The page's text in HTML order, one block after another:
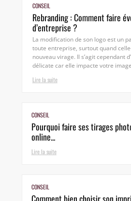
CONSEIL
Rebranding : Comment faire
d’entreprise ?
La modification de son logo est un
toute entreprise, surtout quand
nouveau virage. Il s’agit cependant
délicate car elle impacte votre
Lire la suite
CONSEIL
Pourquoi faire ses tirages
online...
Lire la suite
CONSEIL
Comment bien choisir son